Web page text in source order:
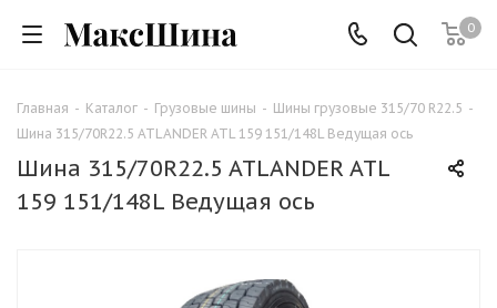
0
Главная - Каталог - Грузовые шины - Шины грузовые 315/70 R22.5 -
Шина 315/70R22.5 ATLANDER ATL 159 151/148L Ведущая ось
Шина 315/70R22.5 ATLANDER ATL
159 151/148L Ведущая ось